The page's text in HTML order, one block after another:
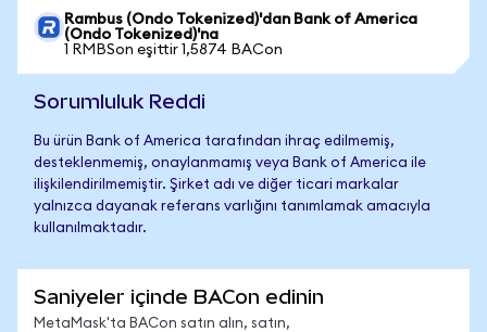
Rambus (Ondo Tokenized)'dan Bank of America
(Ondo Tokenized)'na
1 RMBSon eşittir 1,5874 BACon
Sorumluluk Reddi
Bu ürün Bank of America tarafından ihraç edilmemiş,
desteklenmemiş, onaylanmamış veya Bank of America ile
ilişkilendirilmemiştir. Şirket adı ve diğer ticari markalar
yalnızca dayanak referans varlığını tanımlamak amacıyla
kullanılmaktadır.
Saniyeler içinde BACon edinin
MetaMask'ta BACon satın alın, satın,